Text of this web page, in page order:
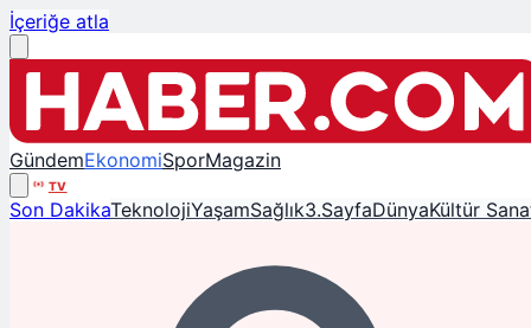
İçeriğe atla
GündemEkonomiSporMagazin
TV
Son DakikaTeknolojiYaşamSağlık3.SayfaDünyaKültür